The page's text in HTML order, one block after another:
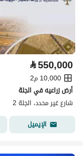
⃁550,000
10,000 م2
أرض زراعيه في الجلة
شارع غير محدد، الجلة 2
الإيميل